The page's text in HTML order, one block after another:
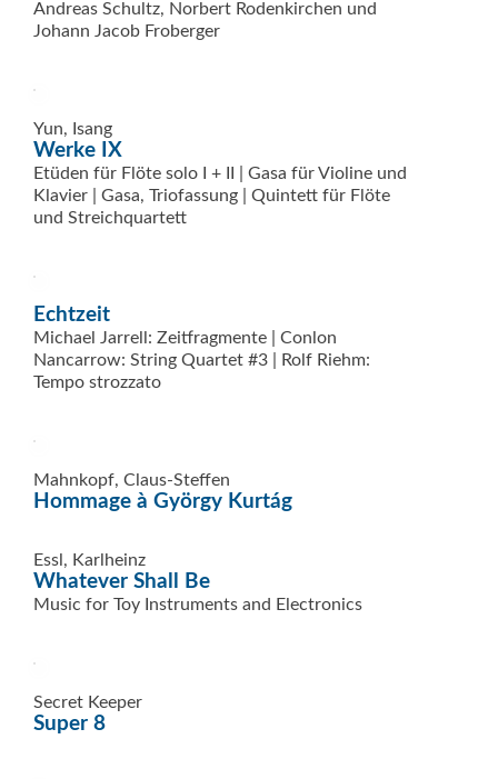
Andreas Schultz, Norbert Rodenkirchen und
Johann Jacob Froberger
Yun, Isang
Werke IX
Etüden für Flöte solo I + II | Gasa für Violine und
Klavier | Gasa, Triofassung | Quintett für Flöte
und Streichquartett
Echtzeit
Michael Jarrell: Zeitfragmente | Conlon
Nancarrow: String Quartet #3 | Rolf Riehm:
Tempo strozzato
Mahnkopf, Claus-Steffen
Hommage à György Kurtág
Essl, Karlheinz
Whatever Shall Be
Music for Toy Instruments and Electronics
Secret Keeper
Super 8